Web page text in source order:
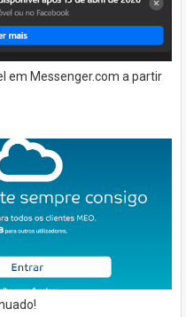
em Messenger.com a partir